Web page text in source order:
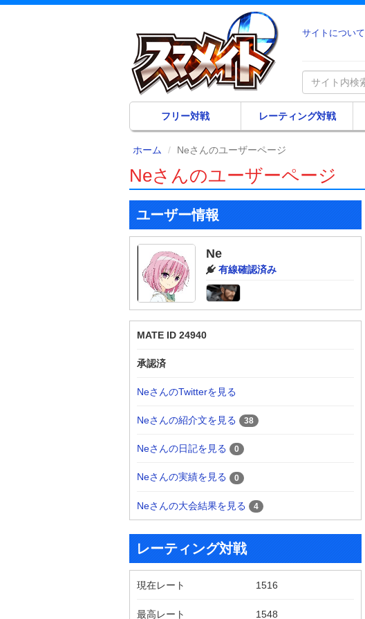
サイトについて
フリー対戦 レーティング対戦
ホーム Neさんのユーザーページ
Neさんのユーザーページ
ユーザー情報
Ne
有線確認済み
MATE ID 24940
承認済
NeさんのTwitterを見る
Neさんの紹介文を見る 38
Neさんの日記を見る 0
Neさんの実績を見る 0
Neさんの大会結果を見る 4
レーティング対戦
現在レート 1516
最高レート 1548